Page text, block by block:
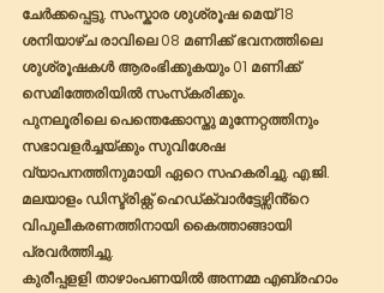
ചേർക്കപ്പെട്ടു. സംസ്കാര ശുശ്രൂഷ മെയ് 18
ശനിയാഴ്ച രാവിലെ 08 മണിക്ക് ഭവനത്തിലെ
ശുശ്രൂഷകൾ ആരംഭിക്കുകയും 01 മണിക്ക്
സെമിത്തേരിയിൽ സംസ്‌കരിക്കും.
പുനലൂരിലെ പെന്തെക്കോസ്തു മുന്നേറ്റത്തിനും
സഭാവളർച്ചയ്ക്കും സുവിശേഷ
വ്യാപനത്തിനുമായി ഏറെ സഹകരിച്ചു. എ.ജി.
മലയാളം ഡിസ്ട്രിക്റ്റ് ഹെഡ്ക്വാർട്ടേഴ്സിൻ്റെ
വിപുലീകരണത്തിനായി കൈത്താങ്ങായി
പ്രവർത്തിച്ചു.
കുരീപ്പളളി താഴാംപണയിൽ അന്നമ്മ എബ്രഹാം